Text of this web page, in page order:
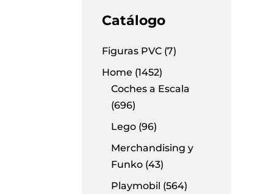
Catálogo
Figuras PVC (7)
Home (1452)
Coches a Escala
(696)
Lego (96)
Merchandising y
Funko (43)
Playmobil (564)